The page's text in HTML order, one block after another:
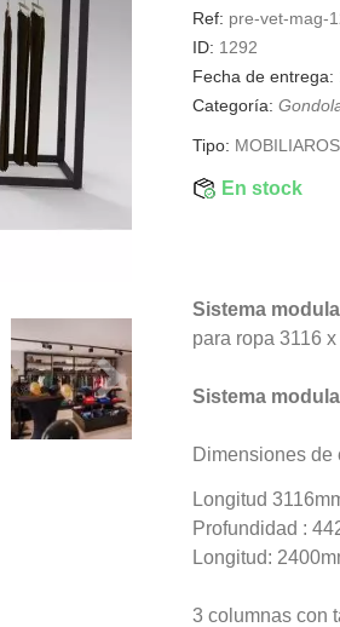
Ref: pre-vet-mag-
ID: 1292
Fecha de entrega:
Categoría:
Tipo:
En stock
Sistema
para ropa 3116
Sistema
Dimensiones de
Longitud
Profundidad :
Longitud:
3 columnas con